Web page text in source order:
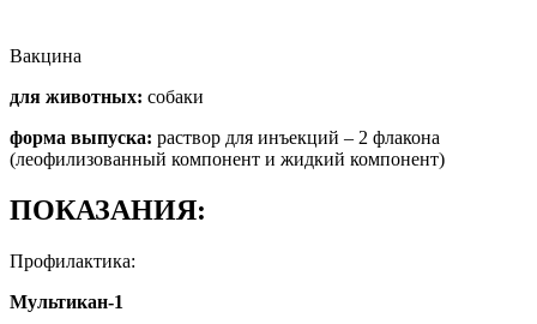
Вакцина
для животных: собаки
форма выпуска: раствор для инъекций – 2 флакона
(леофилизованный компонент и жидкий компонент)
ПОКАЗАНИЯ:
Профилактика:
Мультикан-1